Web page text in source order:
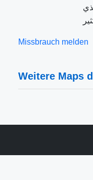
Missbrauch melden
Weitere Maps